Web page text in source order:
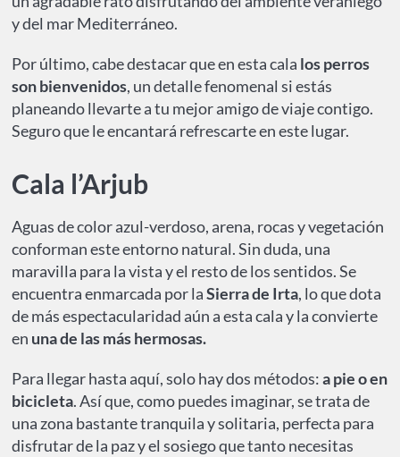
y del mar Mediterráneo.
Por último, cabe destacar que en esta cala los perros
son bienvenidos, un detalle fenomenal si estás
planeando llevarte a tu mejor amigo de viaje contigo.
Seguro que le encantará refrescarte en este lugar.
Cala l’Arjub
Aguas de color azul-verdoso, arena, rocas y vegetación
conforman este entorno natural. Sin duda, una
maravilla para la vista y el resto de los sentidos. Se
encuentra enmarcada por laSierra de Irta, lo que dota
de más espectacularidad aún a esta cala y la convierte
en una de las más hermosas.
Para llegar hasta aquí, solo hay dos métodos:a pie o en
bicicleta. Así que, como puedes imaginar, se trata de
una zona bastante tranquila y solitaria, perfecta para
disfrutar de la paz y el sosiego que tanto necesitas